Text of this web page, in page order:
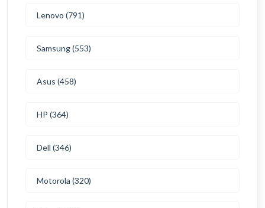
Lenovo (791)
Samsung (553)
Asus (458)
HP (364)
Dell (346)
Motorola (320)